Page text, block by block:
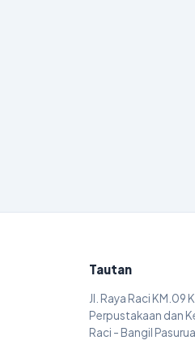
Tautan
Jl. Raya Raci KM.09
Perpustakaan dan
Raci - Bangil